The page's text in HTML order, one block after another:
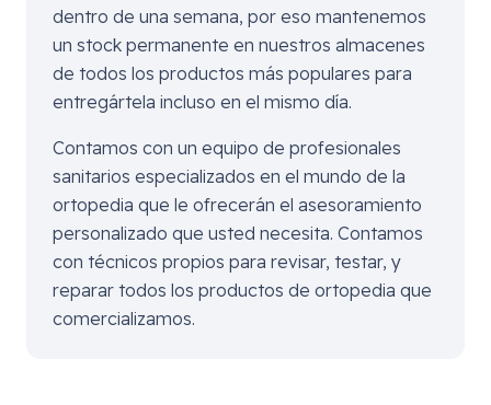
dentro de una semana, por eso mantenemos
un stock permanente en nuestros almacenes
de todos los productos más populares para
entregártela incluso en el mismo día.
Contamos con un equipo de profesionales
sanitarios especializados en el mundo de la
ortopedia que le ofrecerán el asesoramiento
personalizado que usted necesita. Contamos
con técnicos propios para revisar, testar, y
reparar todos los productos de ortopedia que
comercializamos.